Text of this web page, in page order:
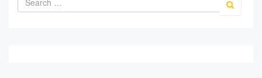
een vervolgopleiding die bij jou past!